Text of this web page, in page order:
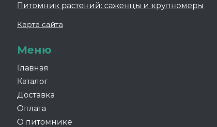
Питомник растений: саженцы и крупномеры
Карта сайта
Меню
Главная
Каталог
Доставка
Оплата
О питомнике